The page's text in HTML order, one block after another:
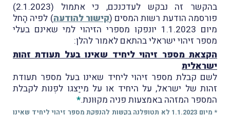
בהקשר זה נבקש לעדכנכם, כי אתמול (2.1.2023)
פורסמה הודעת רשות המסים (קישור להודעה) לפיה הָחל
מיום 1.1.2023 יונפקו מספרי הזיהוי למי שאינם בעלי
מספר זיהוי ישראלי בהתאם לאמור להלן:
הקצאת מספר זיהוי ליחיד שאינו בעל תעודת זהות
ישראלית
לשם קבלת מספר זיהוי ליחיד שאינו בעל מספר תעודת
זהות של ישראל, על היחיד או על מייַצגו לפְנות לקבלת
המספר המזהה באמצעות פניה מקוּונת.*
* מיום 1.1.2023 לא תטופלנה בקשות להנפקת מספר זיהוי ליחיד שאינו